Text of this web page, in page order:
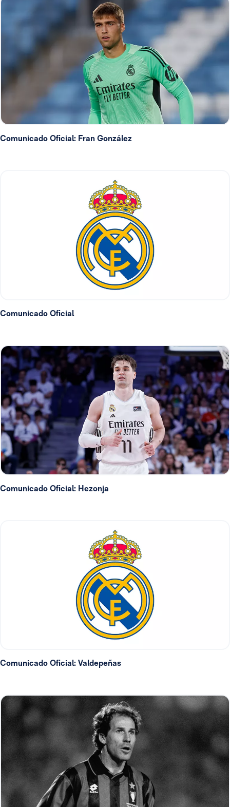
Comunicado Oficial: Fran González
Comunicado Oficial
Comunicado Oficial: Hezonja
Comunicado Oficial: Valdepeñas